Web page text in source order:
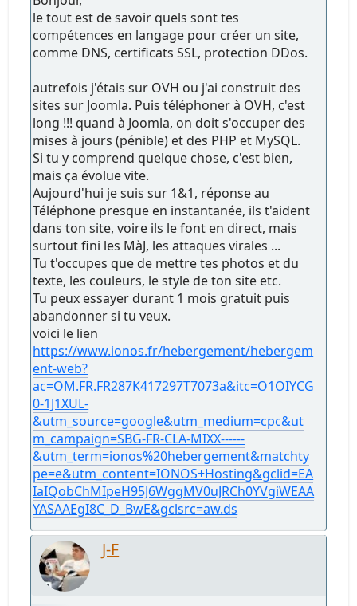
le tout est de savoir quels sont tes
compétences en langage pour créer un site,
comme DNS, certificats SSL, protection DDos.
autrefois j'étais sur OVH ou j'ai construit des
sites sur Joomla. Puis téléphoner à OVH, c'est
long !!! quand à Joomla, on doit s'occuper des
mises à jours (pénible) et des PHP et MySQL.
Si tu y comprend quelque chose, c'est bien,
mais ça évolue vite.
Aujourd'hui je suis sur 1&1, réponse au
Téléphone presque en instantanée, ils t'aident
dans ton site, voire ils le font en direct, mais
surtout fini les MàJ, les attaques virales ...
Tu t'occupes que de mettre tes photos et du
texte, les couleurs, le style de ton site etc.
Tu peux essayer durant 1 mois gratuit puis
abandonner si tu veux.
voici le lien
https://www.ionos.fr/hebergement/hebergem
ent-web?
ac=OM.FR.FR287K417297T7073a&itc=O1OIYCG
0-1J1XUL-
&utm_source=google&utm_medium=cpc&ut
m_campaign=SBG-FR-CLA-MIXX------
&utm_term=ionos%20hebergement&matchty
pe=e&utm_content=IONOS+Hosting&gclid=EA
IaIQobChMIpeH95J6WggMV0uJRCh0YVgiWEAA
YASAAEgI8C_D_BwE&gclsrc=aw.ds
J-F